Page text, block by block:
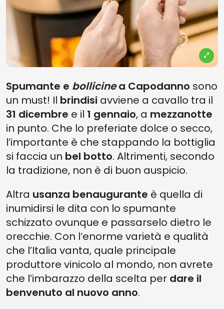
Spumante e bollicinea Capodanno sono
un must! Il brindisi avviene a cavallo tra il
31 dicembre e il 1 gennaio, a mezzanotte
in punto. Che lo preferiate dolce o secco,
l’importante è che stappando la bottiglia
si faccia un bel botto. Altrimenti, secondo
la tradizione, non è di buon auspicio.
Altra usanza benaugurante è quella di
inumidirsi le dita con lo spumante
schizzato ovunque e passarselo dietro le
orecchie. Con l’enorme varietà e qualità
che l’Italia vanta, quale principale
produttore vinicolo al mondo, non avrete
che l’imbarazzo della scelta per dare il
benvenuto al nuovo anno.